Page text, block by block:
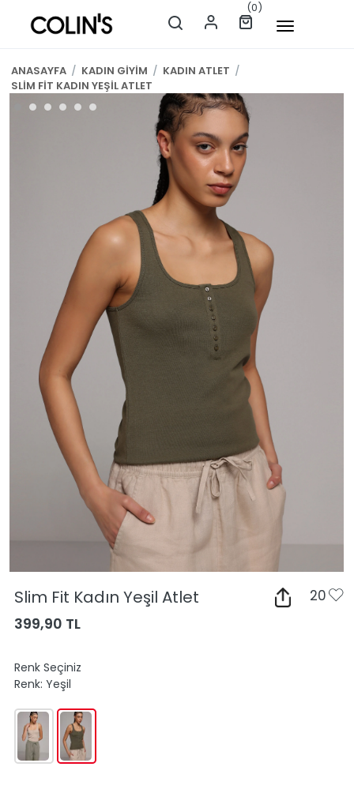
(0)
ANASAYFA / KADIN GİYİM / KADIN ATLET /
SLİM FİT KADIN YEŞİL ATLET
Slim Fit Kadın Yeşil Atlet 20
399,90 TL
Renk Seçiniz
Renk: Yeşil